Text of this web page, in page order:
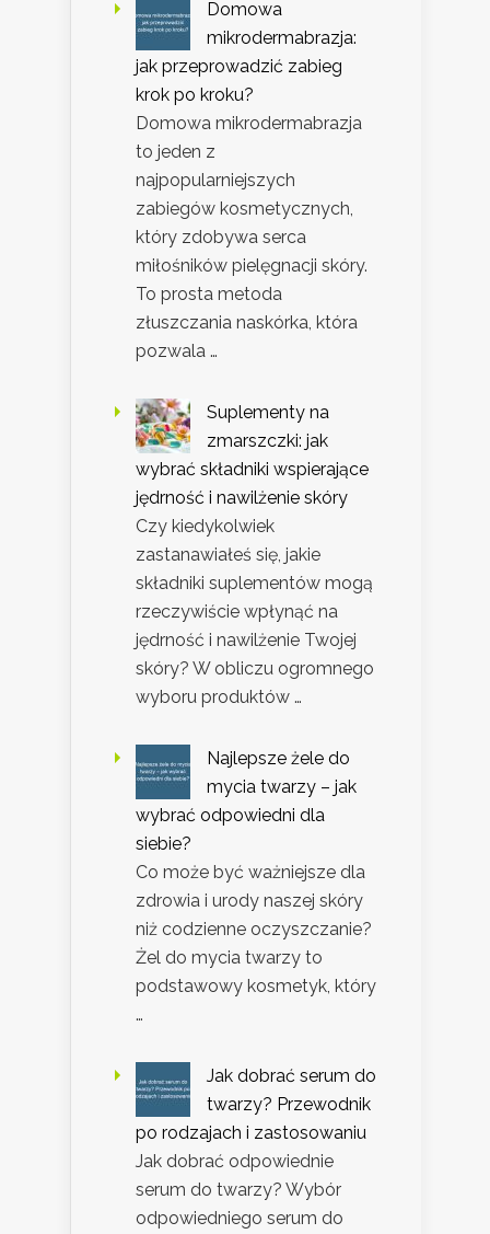
Domowa
mikrodermabrazja:
jak przeprowadzić zabieg
krok po kroku?
Domowa mikrodermabrazja
to jeden z
najpopularniejszych
zabiegów kosmetycznych,
który zdobywa serca
miłośników pielęgnacji skóry.
To prosta metoda
złuszczania naskórka, która
pozwala …
Suplementy na
zmarszczki: jak
wybrać składniki wspierające
jędrność i nawilżenie skóry
Czy kiedykolwiek
zastanawiałeś się, jakie
składniki suplementów mogą
rzeczywiście wpłynąć na
jędrność i nawilżenie Twojej
skóry? W obliczu ogromnego
wyboru produktów …
Najlepsze żele do
mycia twarzy – jak
wybrać odpowiedni dla
siebie?
Co może być ważniejsze dla
zdrowia i urody naszej skóry
niż codzienne oczyszczanie?
Żel do mycia twarzy to
podstawowy kosmetyk, który
…
Jak dobrać serum do
twarzy? Przewodnik
po rodzajach i zastosowaniu
Jak dobrać odpowiednie
serum do twarzy? Wybór
odpowiedniego serum do